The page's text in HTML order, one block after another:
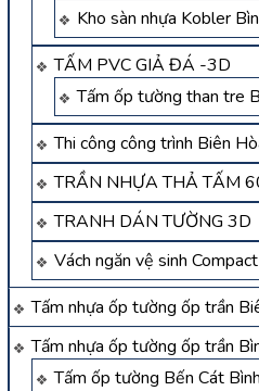
Kho sàn nhựa Kobler
TẤM PVC GIẢ ĐÁ -3D
Tấm ốp tường than tre
Thi công công trình Biên
TRẦN NHỰA THẢ TẤM
TRANH DÁN TƯỜNG 3D
Vách ngăn vệ sinh
Tấm nhựa ốp tường ốp trần
Tấm nhựa ốp tường ốp trần
Tấm ốp tường Bến Cát